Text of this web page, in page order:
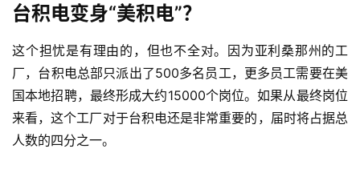
台积电变身“美积电”？
这个担忧是有理由的，但也不全对。因为亚利桑那州的工
厂，台积电总部只派出了500多名员工，更多员工需要在美
国本地招聘，最终形成大约15000个岗位。如果从最终岗位
来看，这个工厂对于台积电还是非常重要的，届时将占据总
人数的四分之一。